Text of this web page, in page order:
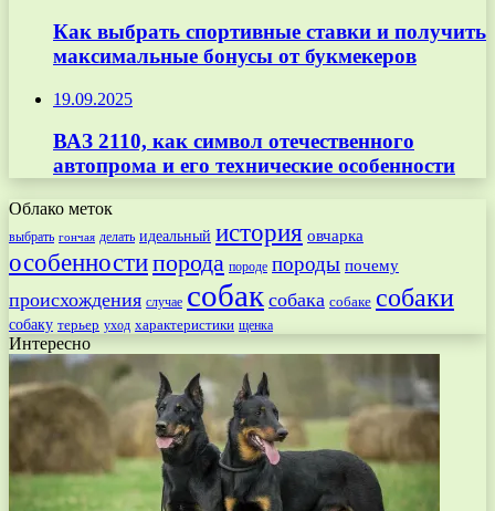
Как выбрать спортивные ставки и получить
максимальные бонусы от букмекеров
19.09.2025
ВАЗ 2110, как символ отечественного
автопрома и его технические особенности
Облако меток
выбрать гончая делать идеальный история овчарка
особенностипорода породе породы почему
происхождения случае собак собака собаке собаки
собаку терьер уход характеристики щенка
Интересно